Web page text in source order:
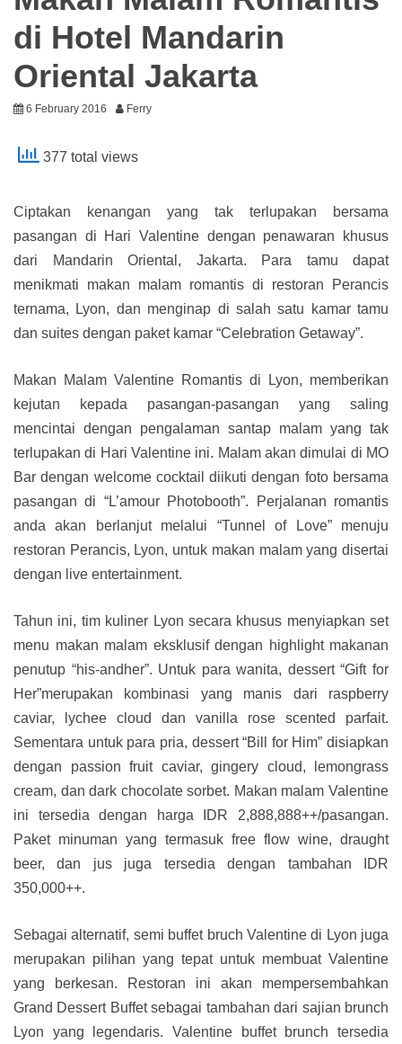
di Hotel Mandarin
Oriental Jakarta
6 February 2016 Ferry
377 total views
Ciptakan kenangan yang tak terlupakan bersama
pasangan di Hari Valentine dengan penawaran khusus
dari Mandarin Oriental, Jakarta. Para tamu dapat
menikmati makan malam romantis di restoran Perancis
ternama, Lyon, dan menginap di salah satu kamar tamu
dan suites dengan paket kamar “Celebration Getaway”.
Makan Malam Valentine Romantis di Lyon, memberikan
kejutan kepada pasangan-pasangan yang saling
mencintai dengan pengalaman santap malam yang tak
terlupakan di Hari Valentine ini. Malam akan dimulai di MO
Bar dengan welcome cocktail diikuti dengan foto bersama
pasangan di “L’amour Photobooth”. Perjalanan romantis
anda akan berlanjut melalui “Tunnel of Love” menuju
restoran Perancis, Lyon, untuk makan malam yang disertai
dengan live entertainment.
Tahun ini, tim kuliner Lyon secara khusus menyiapkan set
menu makan malam eksklusif dengan highlight makanan
penutup “his-andher”. Untuk para wanita, dessert “Gift for
Her”merupakan kombinasi yang manis dari raspberry
caviar, lychee cloud dan vanilla rose scented parfait.
Sementara untuk para pria, dessert “Bill for Him” disiapkan
dengan passion fruit caviar, gingery cloud, lemongrass
cream, dan dark chocolate sorbet. Makan malam Valentine
ini tersedia dengan harga IDR 2,888,888++/pasangan.
Paket minuman yang termasuk free flow wine, draught
beer, dan jus juga tersedia dengan tambahan IDR
350,000++.
Sebagai alternatif, semi buffet bruch Valentine di Lyon juga
merupakan pilihan yang tepat untuk membuat Valentine
yang berkesan. Restoran ini akan mempersembahkan
Grand Dessert Buffet sebagai tambahan dari sajian brunch
Lyon yang legendaris. Valentine buffet brunch tersedia